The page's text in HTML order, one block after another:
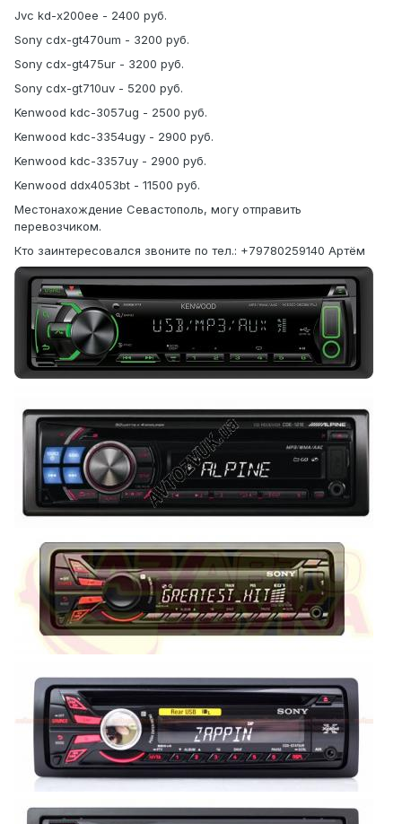
Jvc kd-x200ee - 2400 руб.
Sony cdx-gt470um - 3200 руб.
Sony cdx-gt475ur - 3200 руб.
Sony cdx-gt710uv - 5200 руб.
Kenwood kdc-3057ug - 2500 руб.
Kenwood kdc-3354ugy - 2900 руб.
Kenwood kdc-3357uy - 2900 руб.
Kenwood ddx4053bt - 11500 руб.
Местонахождение Севастополь, могу отправить
перевозчиком.
Кто заинтересовался звоните по тел.: +79780259140 Артём